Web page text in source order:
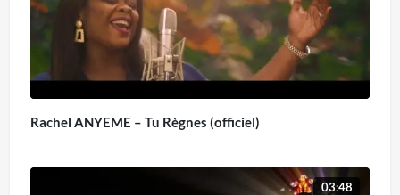
Rachel ANYEME – Tu Règnes (officiel)
03:48